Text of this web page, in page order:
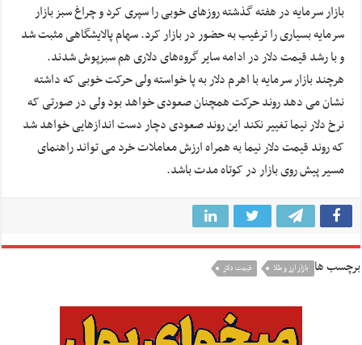
بازار سرمایه در هفته گذشته روزهای خوبی را سپری کرد و چراغ سبز بازار
سرمایه بسیاری را ترغیب به حضور در بازار کرد. سهام پالایشگاهی مثبت شد
و با رشد قیمت دلار در ادامه سایر گروه‌های دلاری هم سبزپوش شدند.
هرچند بازار سرمایه با اهرم دلار به پا خواسته ولی حرکت خوبی که داشته
نشان می دهد روند حرکت همچنان صعودی خواهد بود ولی در صورتی که
نرخ دلار نیما تغییر نکند این روند صعودی دچار دست اندازهایی خواهد شد
که روند قیمت دلار نیما به همراه ارزش معاملات خرد می تواند راهنمای
مسیر پیش روی بازار در کوتاه مدت باشد.
برچسب ها بازار ارز و طلا قیمت دلار